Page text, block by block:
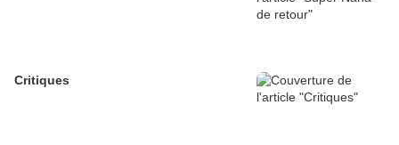
Critiques